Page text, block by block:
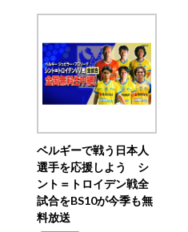
ベルギーで戦う日本人
選手を応援しよう シ
ント＝トロイデン戦全
試合をBS10が今季も無
料放送